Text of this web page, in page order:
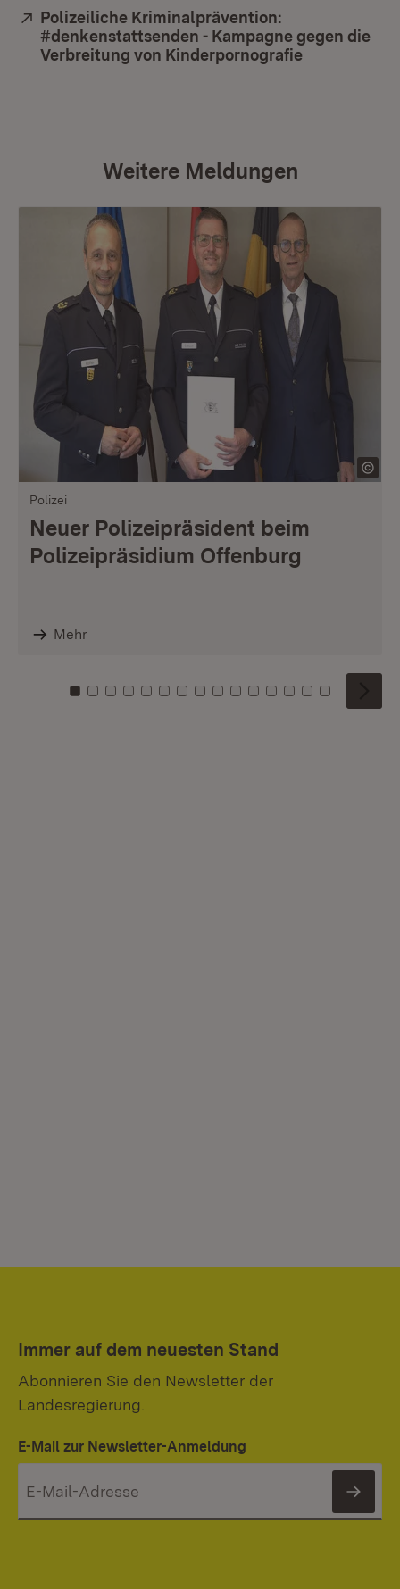
Extern:
Polizeiliche Kriminalprävention:
#denkenstattsenden - Kampagne gegen die
Verbreitung von Kinderpornografie
Weitere Meldungen
Polizei
Neuer Polizeipräsident beim
Polizeipräsidium Offenburg
Mehr
Zu Kachel: 0
Zu Kachel: 1
Zu Kachel: 2
Zu Kachel: 3
Zu Kachel: 4
Zu Kachel: 5
Zu Kachel: 6
Zu Kachel: 7
Zu Kachel: 8
Zu Kachel: 9
Zu Kachel: 10
Zu Kachel: 11
Zu Kachel: 12
Zu Kachel:
Zu
Immer auf dem neuesten Stand
Abonnieren Sie den Newsletter der
Landesregierung.
E-Mail zur Newsletter-Anmeldung